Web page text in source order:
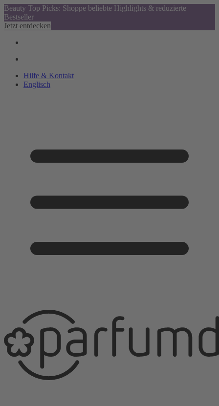
Beauty Top Picks: Shoppe beliebte Highlights & reduzierte
Bestseller
Jetzt entdecken
Hilfe & Kontakt
Englisch